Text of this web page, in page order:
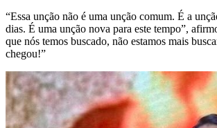
“Essa unção não é uma unção comum. É a
dias. É uma unção nova para este tempo”,
que nós temos buscado, não estamos mais
chegou!”